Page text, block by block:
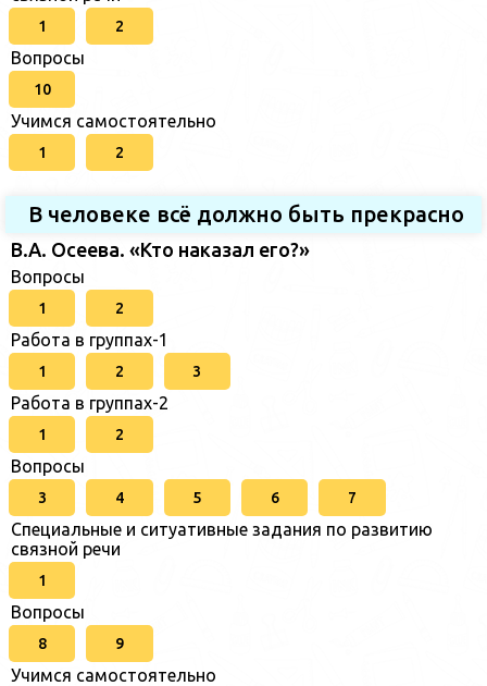
1 2
Вопросы
10
Учимся самостоятельно
1 2
В человеке всё должно быть прекрасно
В.А. Осеева. «Кто наказал его?»
Вопросы
1 2
Работа в группах-1
1 2 3
Работа в группах-2
1 2
Вопросы
3 4 5 6 7
Специальные и ситуативные задания по развитию
связной речи
1
Вопросы
8 9
Учимся самостоятельно